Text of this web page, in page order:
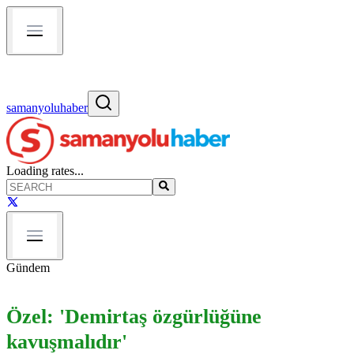
samanyoluhaber
Loading rates...
Gündem
Özel: 'Demirtaş özgürlüğüne
kavuşmalıdır'